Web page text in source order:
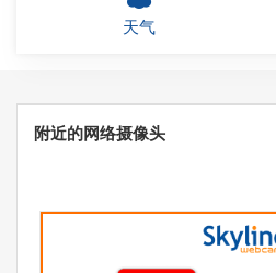
天气
附近的网络摄像头